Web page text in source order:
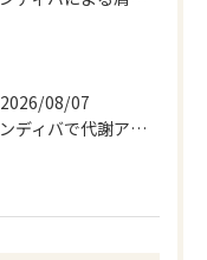
2026/08/07
インディバで代謝アップ体験効果とビフォーアフター徹底解説